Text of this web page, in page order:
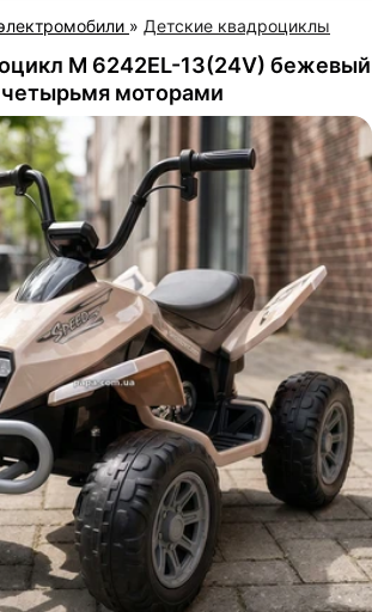
» Детские квадроциклы
M 6242EL-13(24V) бежевый
моторами